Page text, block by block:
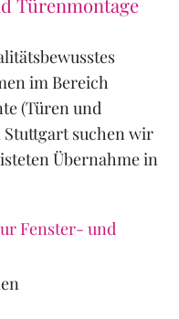
Türenmontage
im Bereich
(Türen und
Stuttgart suchen wir
Übernahme in
Fenster- und